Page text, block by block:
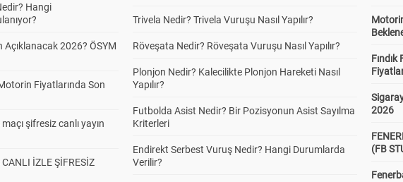
Hangi
Açıklanacak 2026? ÖSYM
Fiyatlarında Son
şifresiz canlı yayın
İZLE ŞİFRESİZ
Trivela Nedir? Trivela Vuruşu Nasıl Yapılır?
Röveşata Nedir? Röveşata Vuruşu Nasıl Yapılır?
Plonjon Nedir? Kalecilikte Plonjon Hareketi Nasıl
Yapılır?
Futbolda Asist Nedir? Bir Pozisyonun Asist Sayılma
Kriterleri
Endirekt Serbest Vuruş Nedir? Hangi Durumlarda
Verilir?
Fındık
2026
(FB